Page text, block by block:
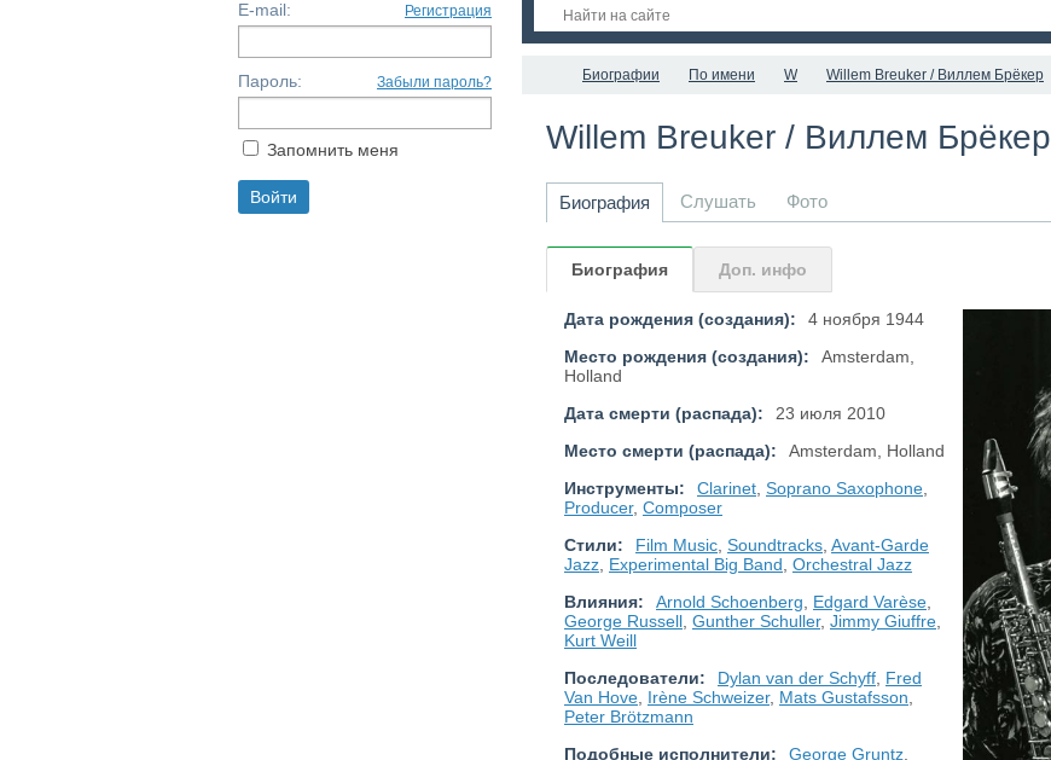
Биографии По имени W Willem Breuker / Виллем Брёкер
Willem Breuker / Виллем Брёкер
Биография Слушать Фото
Биография Доп. инфо
Дата рождения (создания):
4 ноября 1944
Место рождения (создания):
Amsterdam,
Holland
Дата смерти (распада):
23 июля 2010
Место смерти (распада):
Amsterdam, Holland
Инструменты:
Clarinet Soprano Saxophone
Producer, Composer
Стили:
Film Music Soundtracks Avant-Garde
Jazz Experimental Big Band Orchestral Jazz
Влияния:
Arnold Schoenberg Edgard Varèse
George Russell Gunther Schuller, Jimmy Giuffre
Kurt Weill
Последователи:
Dylan van der Schyff Fred
Van Hove Irène Schweizer, Mats Gustafsson
Peter Brötzmann
Подобные исполнители:
George Gruntz
E-mail: Регистрация
Пароль: Забыли пароль?
Запомнить меня